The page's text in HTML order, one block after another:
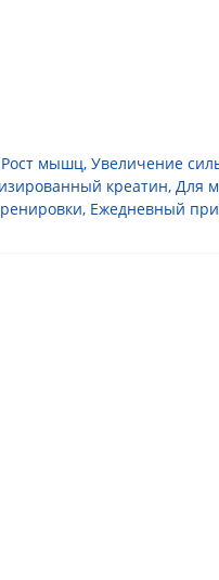
Рост мышц, Увеличение
креатин, Для
, Ежедневный